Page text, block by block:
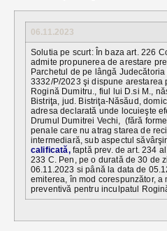
06.11.2023
Solutia pe scurt: În baza art. 226
admite propunerea de arestare
Parchetul de pe lângă
3332/P/2023 şi dispune arestarea
Rogină Dumitru., fiul lui D.si M.,
Bistriţa, jud. Bistriţa-Năsăud,
adresa declarată unde locuieşte
Drumul Dumitrei Vechi, (fără
penale care nu atrag starea de
intermediară, sub aspectul
calificată,faptă prev. de art. 234
233 C. Pen, pe o durată de 30 de
06.11.2023 si până la data de
emiterea, în mod corespunzător, a
preventivă pentru inculpatul